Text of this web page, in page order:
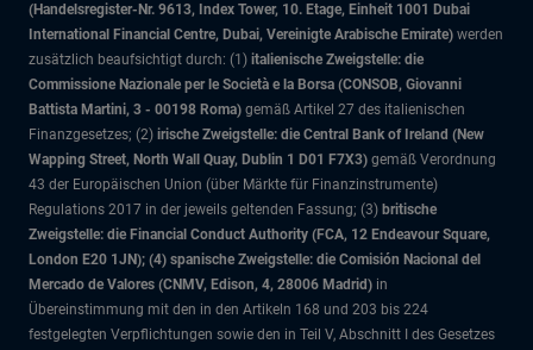
(Handelsregister-Nr. 9613, Index Tower, 10. Etage, Einheit 1001 Dubai
International Financial Centre, Dubai, Vereinigte Arabische Emirate) werden
zusätzlich beaufsichtigt durch: (1) italienische Zweigstelle: die
Commissione Nazionale per le Società e la Borsa (CONSOB, Giovanni
Battista Martini, 3 - 00198 Roma) gemäß Artikel 27 des italienischen
Finanzgesetzes; (2) irische Zweigstelle: die Central Bank of Ireland (New
Wapping Street, North Wall Quay, Dublin 1 D01 F7X3) gemäß Verordnung
43 der Europäischen Union (über Märkte für Finanzinstrumente)
Regulations 2017 in der jeweils geltenden Fassung; (3) britische
Zweigstelle: die Financial Conduct Authority (FCA, 12 Endeavour Square,
London E20 1JN); (4) spanische Zweigstelle: die Comisión Nacional del
Mercado de Valores (CNMV, Edison, 4, 28006 Madrid) in
Übereinstimmung mit den in den Artikeln 168 und 203 bis 224
festgelegten Verpflichtungen sowie den in Teil V, Abschnitt I des Gesetzes